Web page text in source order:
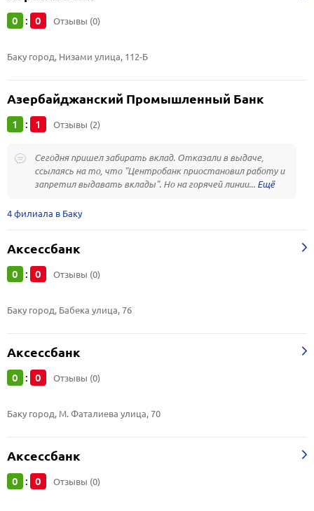
0 : 0 Отзывы (0)
Баку город, Низами улица, 112-Б
Азербайджанский Промышленный Банк
1 : 1 Отзывы (2)
Сегодня пришел забирать вклад. Отказали в выдаче,
ссылаясь на то, что "Центробанк приостановил работу и
запретил выдавать вклады". Но на горячей линии...
4 филиала в Баку
Аксессбанк
0 : 0 Отзывы (0)
Баку город, Бабека улица, 76
Аксессбанк
0 : 0 Отзывы (0)
Баку город, М. Фаталиева улица, 70
Аксессбанк
0 : 0 Отзывы (0)